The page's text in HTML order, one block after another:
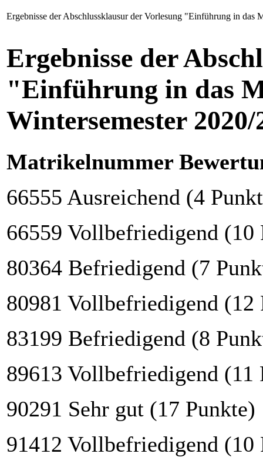
Ergebnisse der Abschlussklausur der Vorlesung "Einführung in das
Ergebnisse der
"Einführung in das
Wintersemester 2020/
Matrikelnummer
66555 Ausreichend (4
66559 Vollbefriedigend (10
80364 Befriedigend (7
80981 Vollbefriedigend (12
83199 Befriedigend (8
89613 Vollbefriedigend (11
90291 Sehr gut (17 Punkte)
91412 Vollbefriedigend (10